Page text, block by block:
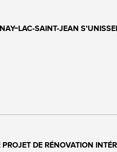
SAINT-JEAN
DE RÉNOVATION